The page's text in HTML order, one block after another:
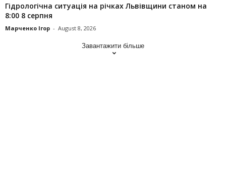
Гідрологічна ситуація на річках Львівщини станом на
8:00 8 серпня
Марченко Ігор - August 8, 2026
Завантажити більше